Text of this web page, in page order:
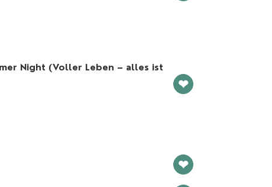
Night (Voller Leben – alles ist
❤
❤